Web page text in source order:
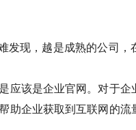
现，越是成熟的公司，
应该是企业官网。对于
助企业获取到互联网的流